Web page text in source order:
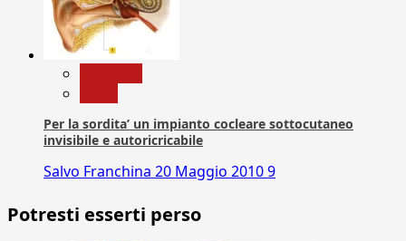
Per la sordita’ un impianto cocleare sottocutaneo
invisibile e autoricricabile
Salvo Franchina 20 Maggio 20109
Potresti esserti perso